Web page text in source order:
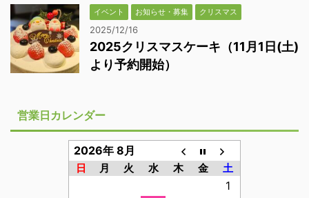
イベント お知らせ・募集 クリスマス
2025/12/16
2025クリスマスケーキ（11月1日(土)
より予約開始）
営業日カレンダー
2026年 8月
日 月 火 水 木 金 土
1